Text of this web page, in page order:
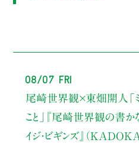
08/07 Fri
尾崎世界観×東畑開人
こと」
『尾崎世界観の書かな
イジ・ビギンズ』（